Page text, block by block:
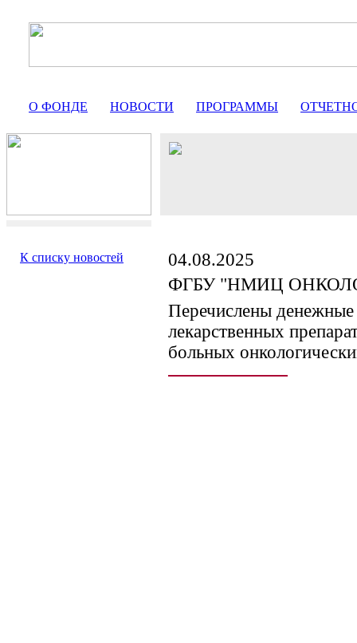
О ФОНДЕ НОВОСТИ ПРОГРАММЫ
К списку новостей
04.08.2025
ФГБУ "НМИЦ
Перечислены денежные
лекарственных
больных